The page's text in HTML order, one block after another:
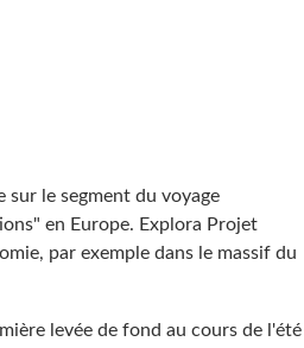
sur le segment du voyage
en Europe. Explora Projet
par exemple dans le massif du
levée de fond au cours de l'été